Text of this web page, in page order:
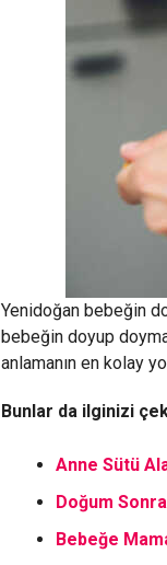
Yenidoğan bebeğin
bebeğin doyup
anlamanın en kolay
Bunlar da ilginizi
Anne Sütü
Doğum
Bebeğe